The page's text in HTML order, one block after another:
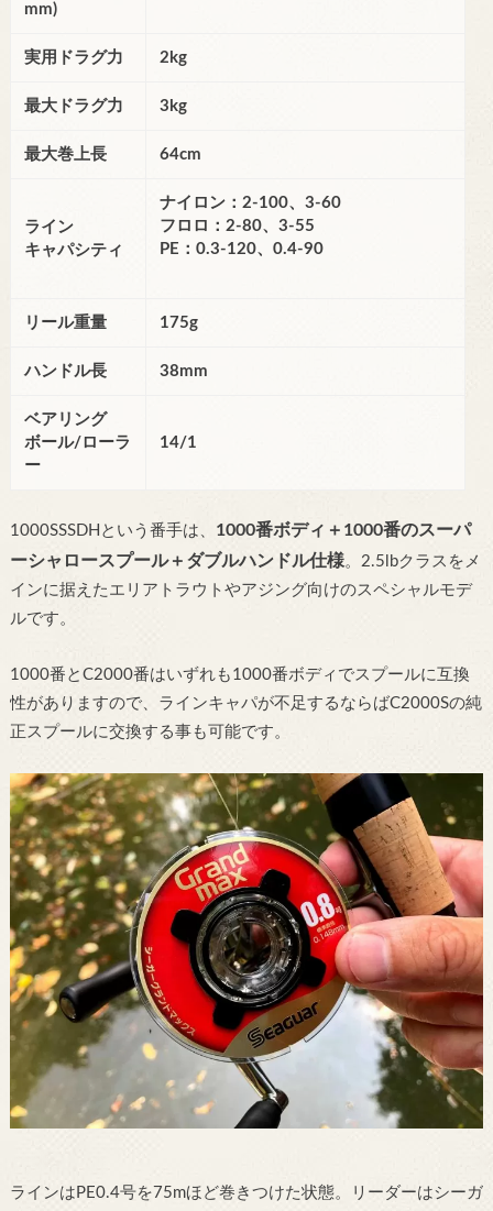
mm)
実用ドラグ力 2kg
最大ドラグ力 3kg
最大巻上長 64cm
ライン
キャパシティ
ナイロン：2-100、3-60
フロロ：2-80、3-55
PE：0.3-120、0.4-90
リール重量 175g
ハンドル長 38mm
ベアリング
ボール/ローラ
ー
14/1
1000SSSDHという番手は、 1000番ボディ＋1000番のスーパ
ーシャロースプール＋ダブルハンドル仕様。2.5lbクラスをメ
インに据えたエリアトラウトやアジング向けのスペシャルモデ
ルです。
1000番とC2000番はいずれも1000番ボディでスプールに互換
性がありますので、ラインキャパが不足するならばC2000Sの純
正スプールに交換する事も可能です。
ラインはPE0.4号を75mほど巻きつけた状態。リーダーはシーガ